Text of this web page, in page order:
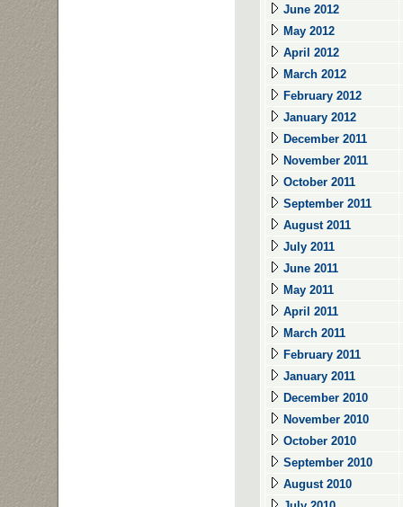
June 2012
May 2012
April 2012
March 2012
February 2012
January 2012
December 2011
November 2011
October 2011
September 2011
August 2011
July 2011
June 2011
May 2011
April 2011
March 2011
February 2011
January 2011
December 2010
November 2010
October 2010
September 2010
August 2010